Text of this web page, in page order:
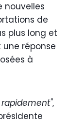
nouvelles
de
plus long et
réponse
à
,